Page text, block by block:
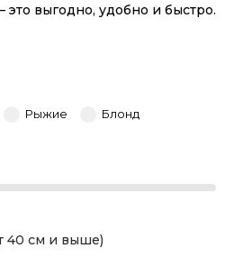
выгодно, удобно и быстро.
Рыжие Блонд
40 см и выше)